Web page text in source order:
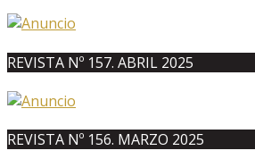
REVISTA Nº 157. ABRIL 2025
REVISTA Nº 156. MARZO 2025